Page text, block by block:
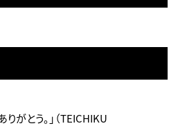
りがとう。」（TEICHIKU